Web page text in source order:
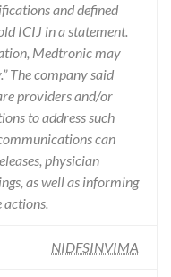
and defined
ICIJ in a statement.
Medtronic may
The company said
providers and/or
to address such
can
physician
as well as informing
actions.
NIDFSINVIMA